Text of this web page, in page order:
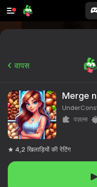
वापस
Merge
पज़ल्स
4,2 खिलाड़ियों की रेटिंग